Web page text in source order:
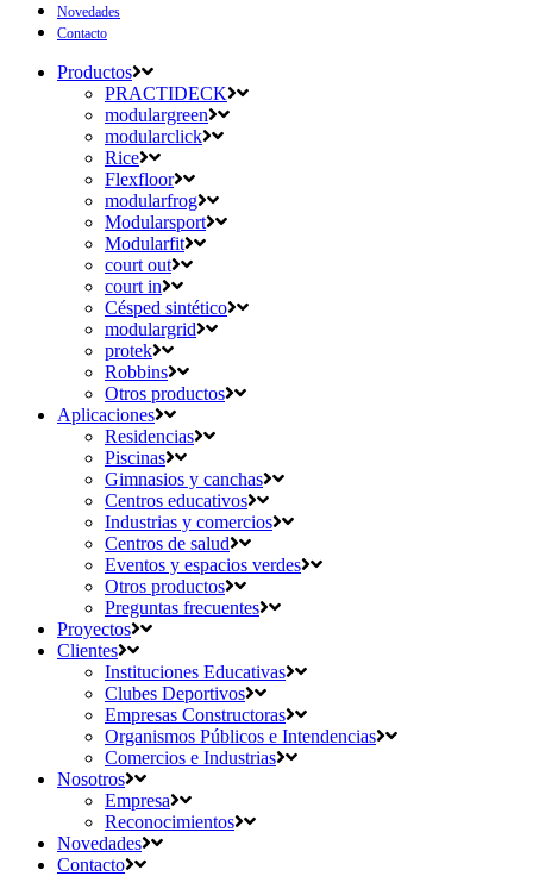
Novedades
Contacto
Productos
PRACTIDECK
modulargreen
modularclick
Rice
Flexfloor
modularfrog
Modularsport
Modularfit
court out
court in
Césped sintético
modulargrid
protek
Robbins
Otros productos
Aplicaciones
Residencias
Piscinas
Gimnasios y canchas
Centros educativos
Industrias y comercios
Centros de salud
Eventos y espacios verdes
Otros productos
Preguntas frecuentes
Proyectos
Clientes
Instituciones Educativas
Clubes Deportivos
Empresas Constructoras
Organismos Públicos e Intendencias
Comercios e Industrias
Nosotros
Empresa
Reconocimientos
Novedades
Contacto